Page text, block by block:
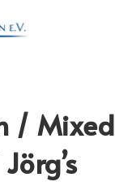
/ Mixed